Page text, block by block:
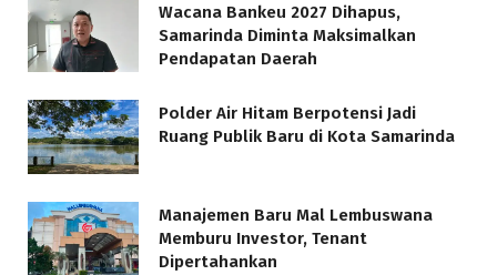
Wacana Bankeu 2027 Dihapus,
Samarinda Diminta Maksimalkan
Pendapatan Daerah
Polder Air Hitam Berpotensi Jadi
Ruang Publik Baru di Kota Samarinda
Manajemen Baru Mal Lembuswana
Memburu Investor, Tenant
Dipertahankan